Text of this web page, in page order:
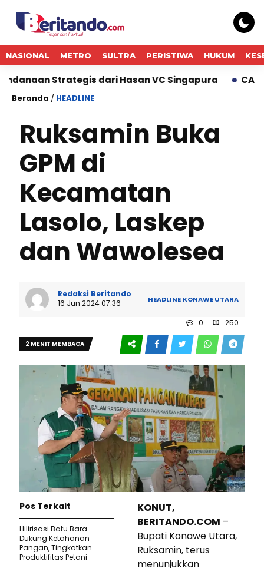
NASIONAL METRO SULTRA PERISTIWA HUKUM
Strategis dari Hasan VC Singapura CARA GADAI
Beranda / HEADLINE
Ruksamin Buka
GPM di
Kecamatan
Lasolo, Laskep
dan Wawolesea
Redaksi Beritando
16 Jun 2024 07:36
HEADLINE KONAWE UTARA
0 250
2 MENIT MEMBACA
KONUT,
BERITANDO.COM –
Bupati Konawe Utara,
Ruksamin, terus
menunjukkan
Pos Terkait
Hilirisasi Batu Bara
Dukung Ketahanan
Pangan, Tingkatkan
Produktifitas Petani